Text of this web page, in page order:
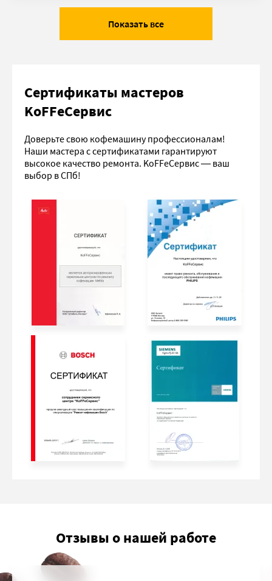
Показать все
Сертификаты мастеров
KoFFeСервис
Доверьте свою кофемашину профессионалам!
Наши мастера с сертификатами гарантируют
высокое качество ремонта. KoFFeСервис — ваш
выбор в СПб!
Отзывы о нашей работе